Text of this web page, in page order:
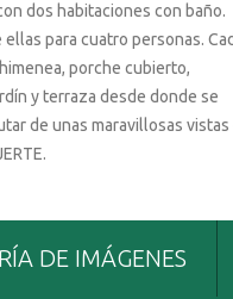
dos habitaciones con baño.
ellas para cuatro personas.
porche cubierto,
y terraza desde donde se
de unas maravillosas vistas
DE IMÁGENES